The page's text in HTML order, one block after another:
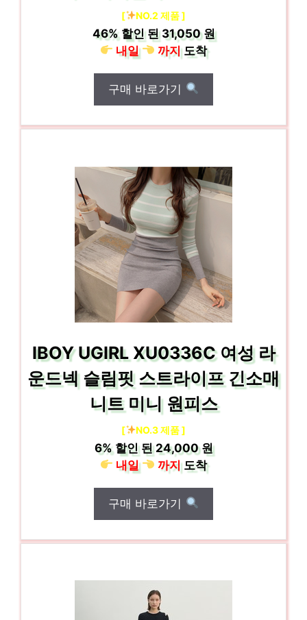
[ NO.2 제품 ]
46%할인 된31,050 원
내일
까지도착
구매 바로가기
IBOY UGIRL XU0336C 여성 라
운드넥 슬림핏 스트라이프 긴소매
니트 미니 원피스
[ NO.3 제품 ]
6%할인 된24,000 원
내일
까지도착
구매 바로가기